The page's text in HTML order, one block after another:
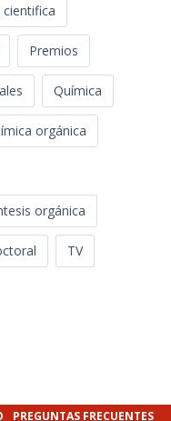
cientifica
Premios
Química
orgánica
orgánica
TV
PREGUNTAS FRECUENTES